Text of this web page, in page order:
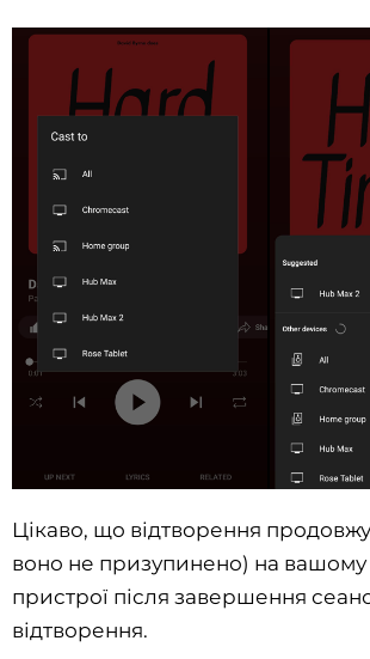
Цікаво, що відтворення
воно не призупинено) на
пристрої після завершення
відтворення.